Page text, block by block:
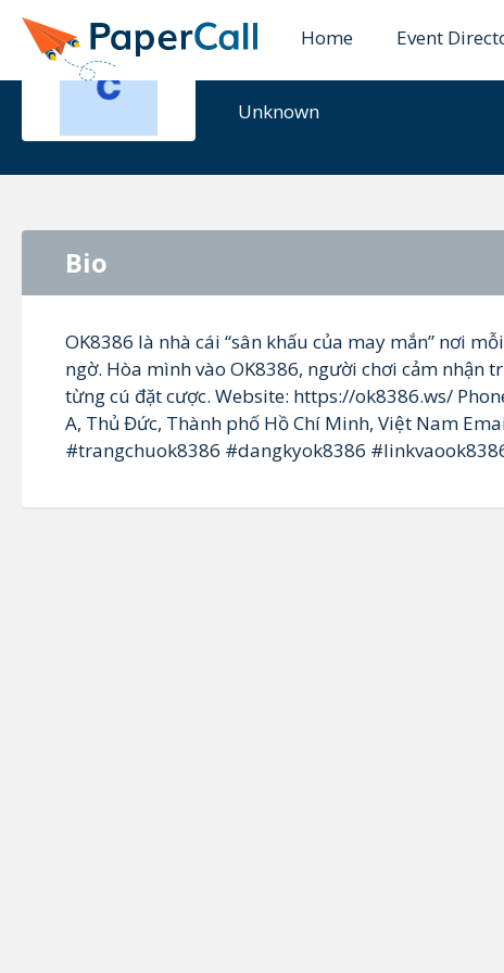
Home Event
ok8386
Unknown
Bio
OK8386 là nhà cái “sân khấu của may mắn” nơi
ngờ. Hòa mình vào OK8386, người chơi cảm nhận
từng cú đặt cược. Website: https://ok8386.ws/
A, Thủ Đức, Thành phố Hồ Chí Minh, Việt Nam
#trangchuok8386 #dangkyok8386